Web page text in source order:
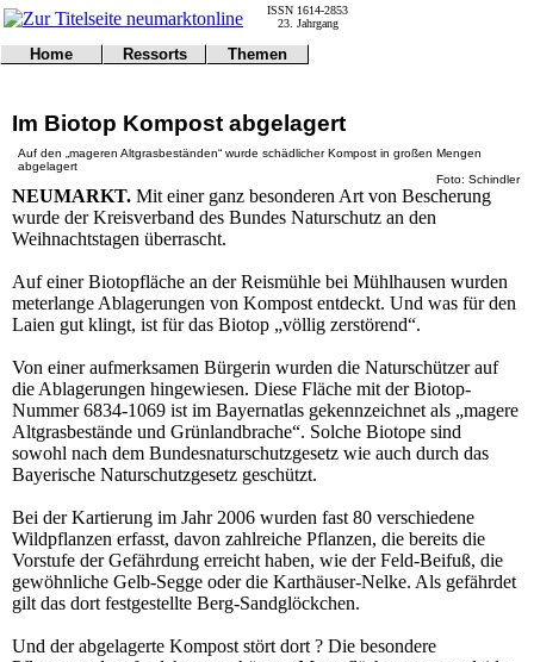
Im Biotop Kompost abgelagert
Auf den „mageren Altgrasbeständen“ wurde schädlicher Kompost in großen Mengen
abgelagert
Foto: Schindler
NEUMARKT. Mit einer ganz besonderen Art von Bescherung
wurde der Kreisverband des Bundes Naturschutz an den
Weihnachtstagen überrascht.
Auf einer Biotopfläche an der Reismühle bei Mühlhausen wurden
meterlange Ablagerungen von Kompost entdeckt. Und was für den
Laien gut klingt, ist für das Biotop „völlig zerstörend“.
Von einer aufmerksamen Bürgerin wurden die Naturschützer auf
die Ablagerungen hingewiesen. Diese Fläche mit der Biotop-
Nummer 6834-1069 ist im Bayernatlas gekennzeichnet als „magere
Altgrasbestände und Grünlandbrache“. Solche Biotope sind
sowohl nach dem Bundesnaturschutzgesetz wie auch durch das
Bayerische Naturschutzgesetz geschützt.
Bei der Kartierung im Jahr 2006 wurden fast 80 verschiedene
Wildpflanzen erfasst, davon zahlreiche Pflanzen, die bereits die
Vorstufe der Gefährdung erreicht haben, wie der Feld-Beifuß, die
gewöhnliche Gelb-Segge oder die Karthäuser-Nelke. Als gefährdet
gilt das dort festgestellte Berg-Sandglöckchen.
Und der abgelagerte Kompost stört dort ? Die besondere
ISSN 1614-2853
23. Jahrgang
Home
Notfall
Impressum
Ressorts
Wirtschaft
Sport
Wetter
Leser
Themen
Gericht
Online
Tipps
Land
Statistiken
Freizeit
Leute
Tiere
Schule
Eilmeldungen